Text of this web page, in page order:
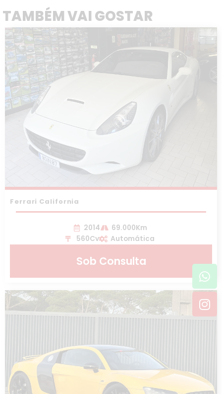
TAMBÉM VAI GOSTAR
Ferrari California
2014
69.000Km
560Cv
Automática
Sob Consulta